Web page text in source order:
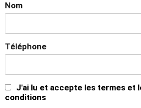
Nom
Téléphone
J'ai lu et accepte les termes et
conditions